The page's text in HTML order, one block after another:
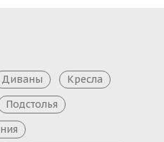
Диваны
Кресла
Подстолья